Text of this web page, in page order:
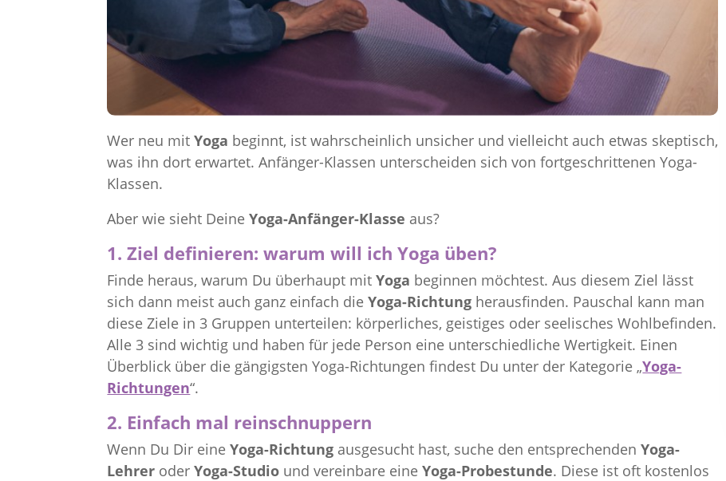
Wer neu mitYoga beginnt, ist wahrscheinlich unsicher und vielleicht auch etwas skeptisch,
was ihn dort erwartet. Anfänger-Klassen unterscheiden sich von fortgeschrittenen Yoga-
Klassen.
Aber wie sieht DeineYoga-Anfänger-Klasse aus?
1. Ziel definieren: warum will ich Yoga üben?
Finde heraus, warum Du überhaupt mitYoga beginnen möchtest. Aus diesem Ziel lässt
sich dann meist auch ganz einfach dieYoga-Richtung herausfinden. Pauschal kann man
diese Ziele in 3 Gruppen unterteilen: körperliches, geistiges oder seelisches Wohlbefinden.
Alle 3 sind wichtig und haben für jede Person eine unterschiedliche Wertigkeit. Einen
Überblick über die gängigsten Yoga-Richtungen findest Du unter der Kategorie „Yoga-
Richtungen“.
2. Einfach mal reinschnuppern
Wenn Du Dir eineYoga-Richtung ausgesucht hast, suche den entsprechendenYoga-
Lehrer oderYoga-Studio und vereinbare eineYoga-Probestunde. Diese ist oft kostenlos